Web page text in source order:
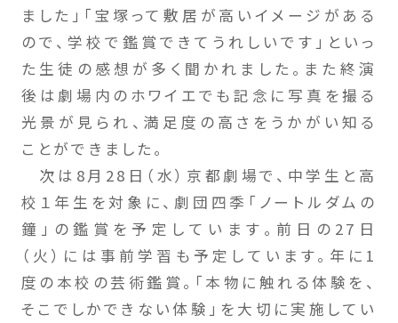
ました」「宝塚って敷居が高いイメージがある
ので、学校で鑑賞できてうれしいです」といっ
た生徒の感想が多く聞かれました。また終演
後は劇場内のホワイエでも記念に写真を撮る
光景が見られ、満足度の高さをうかがい知る
ことができました。
次は8月28日（水）京都劇場で、中学生と高
校１年生を対象に、劇団四季「ノートルダムの
鐘」の鑑賞を予定しています。前日の27日
（火）には事前学習も予定しています。年に1
度の本校の芸術鑑賞。「本物に触れる体験を、
そこでしかできない体験」を大切に実施してい